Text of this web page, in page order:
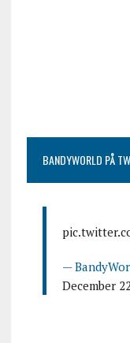
BANDYWORLD PÅ
—
December